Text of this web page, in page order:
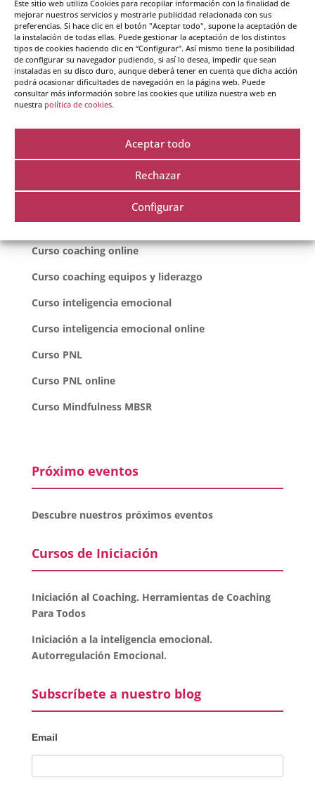
Este sitio web utiliza Cookies para recopilar información con la finalidad de
mejorar nuestros servicios y mostrarle publicidad relacionada con sus
preferencias. Si hace clic en el botón "Aceptar todo", supone la aceptación de
la instalación de todas ellas. Puede gestionar la aceptación de los distintos
tipos de cookies haciendo clic en “Configurar”. Así mismo tiene la posibilidad
de configurar su navegador pudiendo, si así lo desea, impedir que sean
instaladas en su disco duro, aunque deberá tener en cuenta que dicha acción
podrá ocasionar dificultades de navegación en la página web. Puede
consultar más información sobre las cookies que utiliza nuestra web en
nuestra política de cookies.
Aceptar todo
Rechazar
Configurar
Guarda mi nombre, correo electrónico y web en
este navegador para la próxima vez que comente.
Cursos destacados
Curso coaching
Curso coaching online
Curso coaching equipos y liderazgo
Curso inteligencia emocional
Curso inteligencia emocional online
Curso PNL
Curso PNL online
Curso Mindfulness MBSR
Próximo eventos
Descubre nuestros próximos eventos
Cursos de Iniciación
Iniciación al Coaching. Herramientas de Coaching
Para Todos
Iniciación a la inteligencia emocional.
Autorregulación Emocional.
Subscríbete a nuestro blog
Email